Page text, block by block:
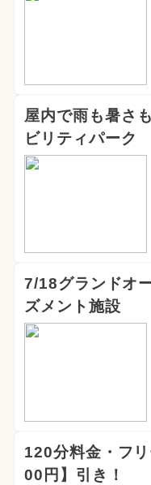
屋内で雨も暑さ
ビリティパーク
7/18グランドオ
ズメント施設
120分料金・フ
00円】引き！